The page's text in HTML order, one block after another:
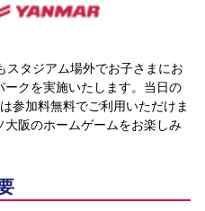
取り組み実績
セレッソフットサルパーク長居
イベント ファンクラブ
スタジアム場外でお子さまにお
クを実施いたします。当日の
参加料無料でご利用いただけま
阪のホームゲームをお楽しみ